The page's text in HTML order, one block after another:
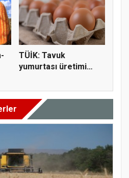
TÜİK: Tavuk
yumurtası üretimi